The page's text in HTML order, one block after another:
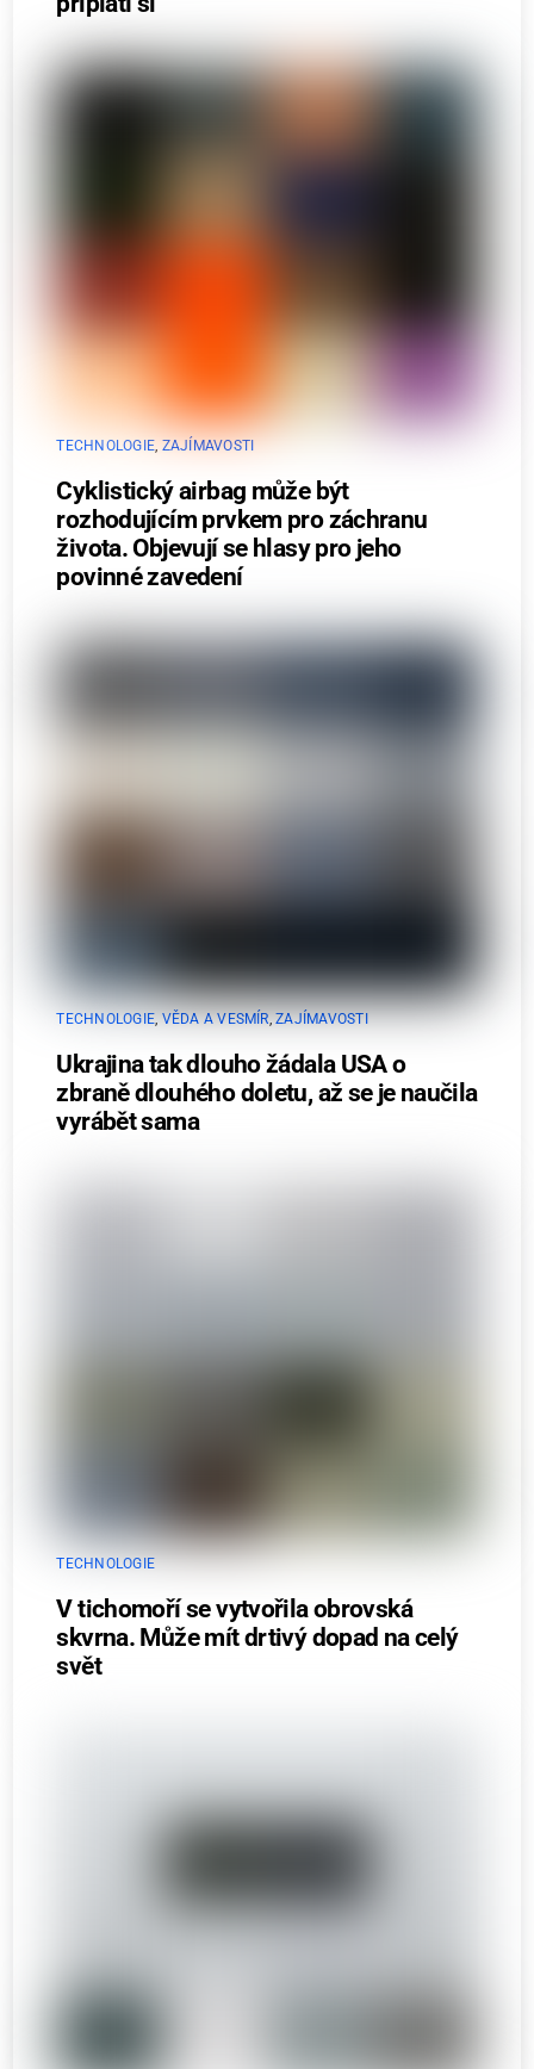
TECHNOLOGIE, ZAJÍMAVOSTI
Cyklistický airbag může být
rozhodujícím prvkem pro záchranu
života. Objevují se hlasy pro jeho
povinné zavedení
TECHNOLOGIE VĚDA A VESMÍR ,ZAJÍMAVOSTI
Ukrajina tak dlouho žádala USA o
zbraně dlouhého doletu, až se je naučila
vyrábět sama
TECHNOLOGIE
V tichomoří se vytvořila obrovská
skvrna. Může mít drtivý dopad na celý
svět